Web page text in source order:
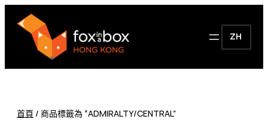
ZH
首頁 / 商品標籤為 “ADMIRALTY/CENTRAL”